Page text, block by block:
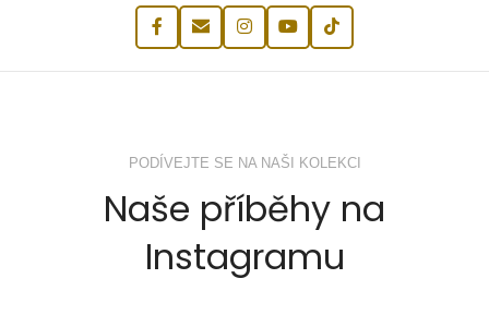
PODÍVEJTE SE NA NAŠI KOLEKCI
Naše příběhy na
Instagramu